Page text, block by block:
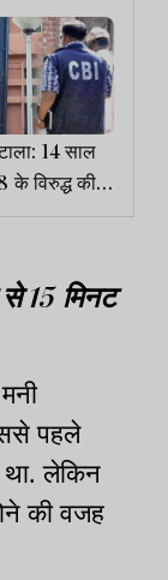
14 साल
के विरुद्ध की
15 मिनट
पहले
था. लेकिन
की वजह